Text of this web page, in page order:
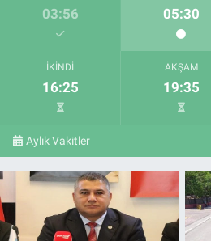
03:56 05:30
İKINDI
16:25
AKŞAM
19:35
Aylık Vakitler